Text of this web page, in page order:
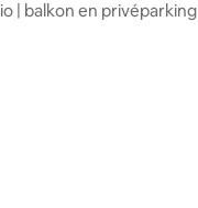
op 5, 170 recensies
| balkon en privéparking